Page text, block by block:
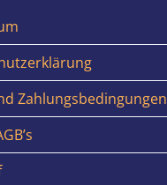
Zahlungsbedingungen